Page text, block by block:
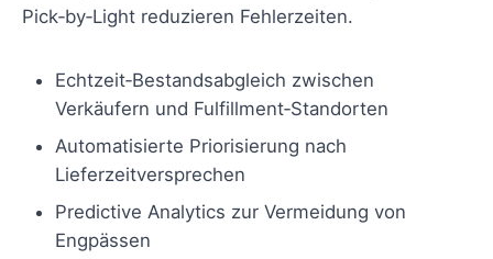
Pick‑by‑Light reduzieren Fehlerzeiten.
Echtzeit‑Bestandsabgleich zwischen
Verkäufern und Fulfillment‑Standorten
Automatisierte Priorisierung nach
Lieferzeitversprechen
Predictive Analytics zur Vermeidung von
Engpässen